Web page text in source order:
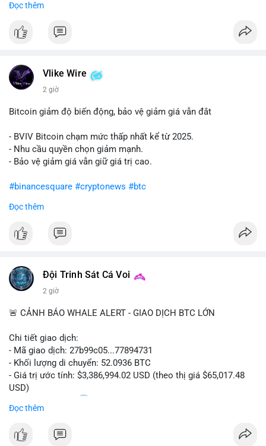
#binancesquare
$btc
📰 Nguồn: Cointelegraph
Đọc thêm
Vlike Wire
2 giờ
Bitcoin giảm độ biến động, bảo vệ giảm giá vẫn đắt
- BVIV Bitcoin chạm mức thấp nhất kể từ 2025.
- Nhu cầu quyền chọn giảm mạnh.
- Bảo vệ giảm giá vẫn giữ giá trị cao.
#binancesquare #cryptonews #btc
$btc
#vlikevn #titanbot
Đọc thêm
Đội Trinh Sát Cá Voi
2 giờ
🚨 CẢNH BÁO WHALE ALERT - GIAO DỊCH BTC LỚN
Chi tiết giao dịch:
- Mã giao dịch: 27b99c05...77894731
- Khối lượng di chuyển: 52.0936 BTC
- Giá trị ước tính: $3,386,994.02 USD (theo thị giá $65,017.48
USD)
- Thời gian: 10:20
Nhận định phân tích hành vi của Cá voi dựa trên giao dịch này:
Khối lượng 52.09 BTC tương đương 3.38 triệu USD được
Đọc thêm